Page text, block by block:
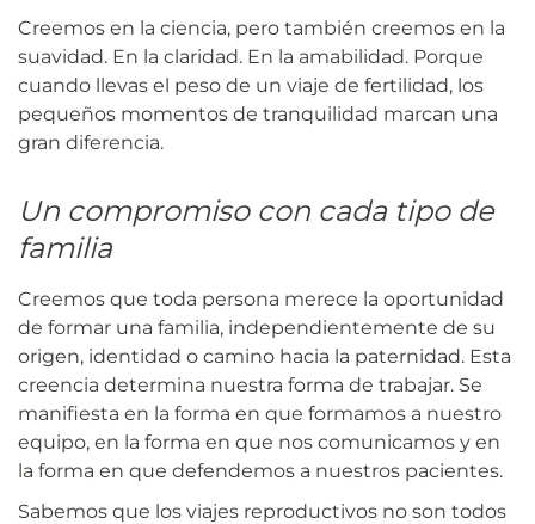
Creemos en la ciencia, pero también creemos en la
suavidad. En la claridad. En la amabilidad. Porque
cuando llevas el peso de un viaje de fertilidad, los
pequeños momentos de tranquilidad marcan una
gran diferencia.
Un compromiso con cada tipo de
familia
Creemos que toda persona merece la oportunidad
de formar una familia, independientemente de su
origen, identidad o camino hacia la paternidad. Esta
creencia determina nuestra forma de trabajar. Se
manifiesta en la forma en que formamos a nuestro
equipo, en la forma en que nos comunicamos y en
la forma en que defendemos a nuestros pacientes.
Sabemos que los viajes reproductivos no son todos